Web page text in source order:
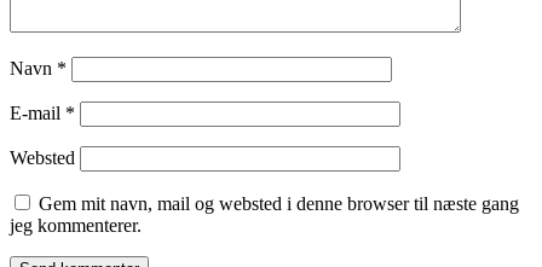
Navn *
E-mail *
Websted
Gem mit navn, mail og websted i denne browser til næste gang
jeg kommenterer.